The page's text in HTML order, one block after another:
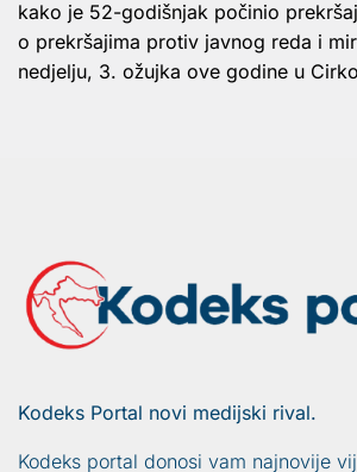
kako je 52-godišnjak počinio
o prekršajima protiv javnog reda i
nedjelju, 3. ožujka ove godine u
Kodeks Portal novi medijski rival.
Kodeks portal donosi vam najnovije